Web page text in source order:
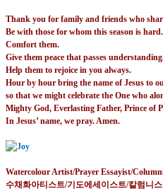
Thank you for family and friends who
Be with those for whom this season is hard.
Comfort them.
Give them peace that passes
Help them to rejoice in you always.
Hour by hour bring the name of Jesus to
so that we might celebrate the One who
Mighty God, Everlasting Father, Prince of
In Jesus’ name, we pray. Amen.
Watercolour Artist/Prayer Essayist/
수채화아티스트/기도에세이스트/칼럼니